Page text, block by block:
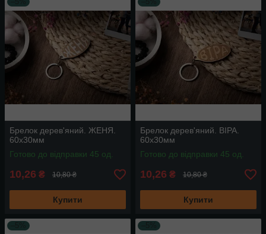
Брелок дерев'яний. ЖЕНЯ.
60х30мм
Готово до відправки 45 од.
10,26 ₴ 10,80 ₴
Купити
Брелок дерев'яний. ВІРА.
60х30мм
Готово до відправки 45 од.
10,26 ₴ 10,80 ₴
Купити